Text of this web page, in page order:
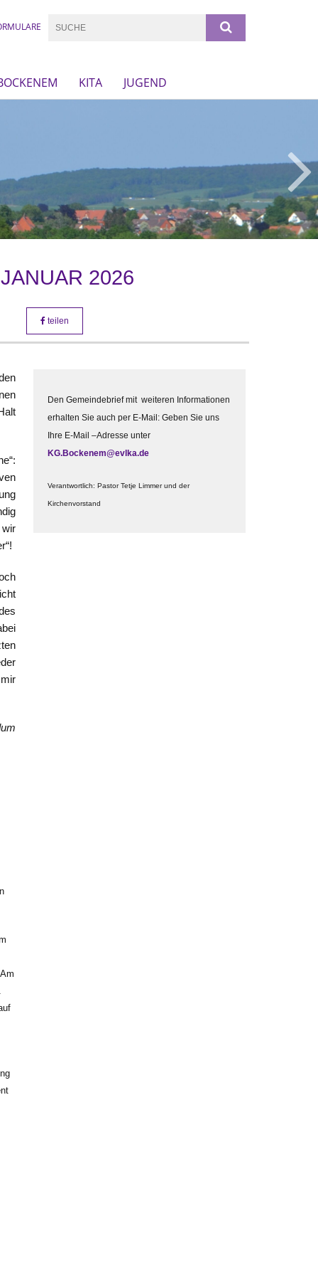
KITA JUGEND
2026
teilen
wir
Den Gemeindebrief mit weiteren Informationen
erhalten Sie auch per E-Mail: Geben Sie uns
Ihre E-Mail –Adresse unter
KG.Bockenem@evlka.de
Verantwortlich: Pastor Tetje Limmer und der
Kirchenvorstand